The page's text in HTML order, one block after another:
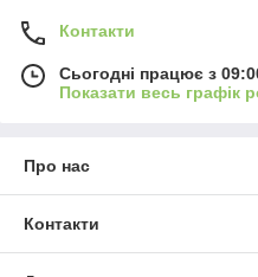
Контакти
Сьогодні працює з
Показати весь графік
Про нас
Контакти